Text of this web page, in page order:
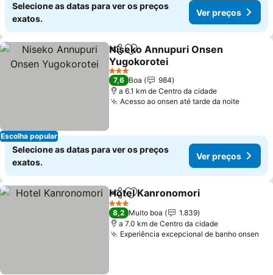
Selecione as datas para ver os preços
exatos.
Ver preços
Escolha popular
PartilharAdicionar aos favoritos
Niseko Annupuri Onsen
Yugokorotei
Ver preços
3 Estrelas
7,6 Boa
984
a 6.1 km de Centro da cidade
Acesso ao onsen até tarde da noiteVer
Selecione as datas para ver os preços
exatos.
Ver preços
PartilharAdicionar aos favoritos
Hotel Kanronomori
3 Estrelas
8,2 Muito boa
1.839
a 7.0 km de Centro da cidade
Experiência excepcional de banho onsen